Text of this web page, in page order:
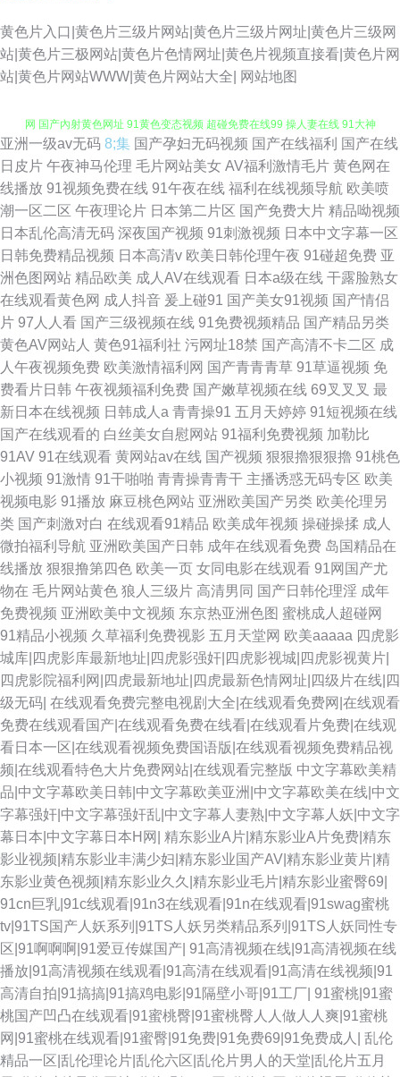
黄色片入口|黄色片三级片网站|黄色片三级片网址|黄色片三级网
站|黄色片三极网站|黄色片色情网址|黄色片视频直接看|黄色片网
站|黄色片网站WWW|黄色片网站大全|
网站地图
在线观看视频污 久久这里有精品 欧美亚日韩 91免费国产视频 伊人影音成人
网 国产內射黄色网址 91黄色变态视频 超碰免费在线99 操人妻在线 91大神
在线 狠狠干2025 99操97 欧美性V 国产91色 美日欧中少妇 69成人在线 成人
a∨∨在线 老司机亚洲 51无码 高清午夜私人男女 日本特黄视频 国产28页 欧
美成人草草影视 三级在线国产 韩日三级网站 伊人精品久久 青青草av 99爱网
页版 91精品老司机 欧美综合51 黄色电影黄址 免费91视频 国自拍第69 男女
生互操 大香蕉AV在线 欧美女同网站 日日夜夜精品国产 人妻精品一二三 黄色
免费链接 国产ts伪娘在线 操逼国产视频 伊人兽大香蕉 韩国操逼片 午夜激情
网站入口 91大神最新地址 久久精品传媒视频 性交A片殴美少妇 色色五月天
社区 五月丁香网站 传媒精品com 浮力操操逼 日韩精品国产精品 日本毛茸茸
91熟女视频网站 91入口不用下 51视频 性交影院 久草热线资源 av小电影导
航 久久精品日韩久久 欧美精品13 国产欧美日韩论坛 狠狠撸狠狠操 欧美另类
在线观看 TS人妖自慰 91大香蕉 欧美人妖熟妇 久草精品国产系列 国产探花
av 蜜芽精品777 国产日韩一二三区 久久伊人艹 AV天堂资源 欧美久草在线 日
韩人妻无码同性 蜜臀色网站 AV性爱在线 四虎性爱欧美 韩日黄色网址 91视
频综合区 91视频第十页 深夜欲室导航 青青草视频 国产精品视频久久 www
狼友com 久草热99 福利导航第一 超碰久久夜夜 91网页直接看 久草欧美 欧
美性交一区二区 91人人爽 欧美TV成人在线 91视频永久网址 国产理论三级
天天干干欧美合集 狼友福利社 国产91网站 五月天福利网 四虎影库av www
蜜臀 美女涩涩网站 91深夜福利视频 超碰在线人人看 无码论坛 91抱起来打桩
1024微拍 97人人搞 在线色ab 97国产精品 国产色交网址 激情影院海角 97超
亚洲一级av无码 8;集 国产孕妇无码视频 国产在线福利 国产在线
日皮片 午夜神马伦理 毛片网站美女 AV福利激情毛片 黄色网在
线播放 91视频免费在线 91午夜在线 福利在线视频导航 欧美喷
潮一区二区 午夜理论片 日本第二片区 国产免费大片 精品呦视频
日本乱伦高清无码 深夜国产视频 91刺激视频 日本中文字幕一区
日韩免费精品视频 日本高清v 欧美日韩伦理午夜 91碰超免费 亚
洲色图网站 精品欧美 成人AV在线观看 日本a级在线 干露脸熟女
在线观看黄色网 成人抖音 爰上碰91 国产美女91视频 国产情侣
片 97人人看 国产三级视频在线 91免费视频精品 国产精品另类
黄色AV网站人 黄色91福利社 污网址18禁 国产高清不卡二区 成
人午夜视频免费 欧美激情福利网 国产青青青草 91草逼视频 免
费看片日韩 午夜视频福利免费 国产嫩草视频在线 69叉叉叉 最
新日本在线视频 日韩成人a 青青操91 五月天婷婷 91短视频在线
国产在线观看的 白丝美女自慰网站 91福利免费视频 加勒比
91AV 91在线观看 黄网站av在线 国产视频 狠狠擼狠狠擼 91桃色
小视频 91激情 91干啪啪 青青操青青干 主播诱惑无码专区 欧美
视频电影 91播放 麻豆桃色网站 亚洲欧美国产另类 欧美伦理另
类 国产刺激对白 在线观看91精品 欧美成年视频 操碰操揉 成人
微拍福利导航 亚洲欧美国产日韩 成年在线观看免费 岛国精品在
线播放 狠狠撸第四色 欧美一页 女同电影在线观看 91网国产尤
物在 毛片网站黄色 狼人三级片 高清男同 国产日韩伦理淫 成年
免费视频 亚洲欧美中文视频 东京热亚洲色图 蜜桃成人超碰网
91精品小视频 久草福利免费视影 五月天堂网 欧美aaaaa 四虎影
城库|四虎影库最新地址|四虎影强奸|四虎影视城|四虎影视黄片|
四虎影院福利网|四虎最新地址|四虎最新色情网址|四级片在线|四
级无码| 在线观看免费完整电视剧大全|在线观看免费网|在线观看
免费在线观看国产|在线观看免费在线看|在线观看片免费|在线观
看日本一区|在线观看视频免费国语版|在线观看视频免费精品视
频|在线观看特色大片免费网站|在线观看完整版 中文字幕欧美精
品|中文字幕欧美日韩|中文字幕欧美亚洲|中文字幕欧美在线|中文
字幕强奸|中文字幕强奸乱|中文字幕人妻熟|中文字幕人妖|中文字
幕日本|中文字幕日本H网|
精东影业A片|精东影业A片免费|精东
影业视频|精东影业丰满少妇|精东影业国产AV|精东影业黄片|精
东影业黄色视频|精东影业久久|精东影业毛片|精东影业蜜臀69|
91cn巨乳|91c线观看|91n3在线观看|91n在线观看|91swag蜜桃
tv|91TS国产人妖系列|91TS人妖另类精品系列|91TS人妖同性专
区|91啊啊啊|91爱豆传媒国产| 91高清视频在线|91高清视频在线
播放|91高清视频在线观看|91高清在线观看|91高清在线视频|91
高清自拍|91搞搞|91搞鸡电影|91隔壁小哥|91工厂| 91蜜桃|91蜜
桃国产凹凸在线观看|91蜜桃臀|91蜜桃臀人人做人人爽|91蜜桃
网|91蜜桃在线观看|91蜜臀|91免费|91免费69|91免费成人|
乱伦
精品一区|乱伦理论片|乱伦六区|乱伦片男人的天堂|乱伦片五月